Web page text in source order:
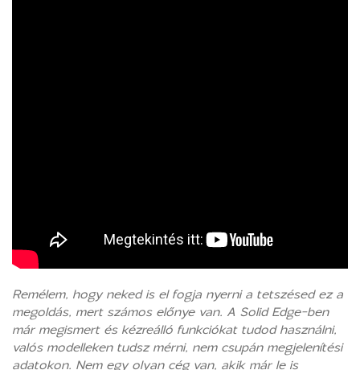
Remélem, hogy neked is el fogja nyerni a tetszésed ez a
megoldás, mert számos előnye van. A Solid Edge-ben
már megismert és kézreálló funkciókat tudod használni,
valós modelleken tudsz mérni, nem csupán megjelenítési
adatokon. Nem egy olyan cég van, akik már le is